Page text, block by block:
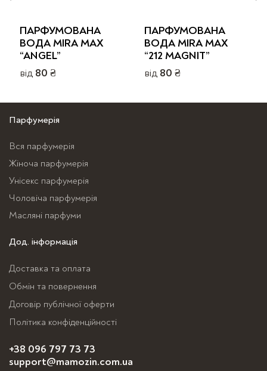
ПАРФУМОВАНА
ВОДА MIRA MAX
“ANGEL”
від 80 ₴
товар
має
варіантів.
Параметри
можна
вибрати
товару
ПАРФУМОВАНА
ВОДА MIRA MAX
“212 MAGNIT”
від 80 ₴
товар
Парфумерія
Вся парфумерія
Жіноча парфумерія
Унісекс парфумерія
Чоловіча парфумерія
Масляні парфуми
Дод. інформація
Доставка та оплата
Обмін та повернення
Договір публічної оферти
Політика конфіденційності
+38 096 797 73 73
support@mamozin.com.ua